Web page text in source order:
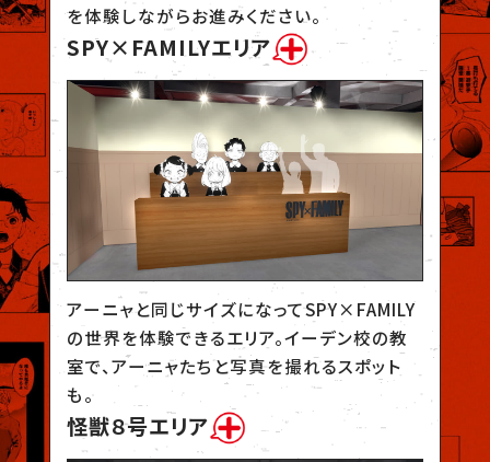
を体験しながらお進みください。
SPY×FAMILYエリア
アーニャと同じサイズになってSPY×FAMILY
の世界を体験できるエリア。イーデン校の教
室で、アーニャたちと写真を撮れるスポット
も。
怪獣８号エリア